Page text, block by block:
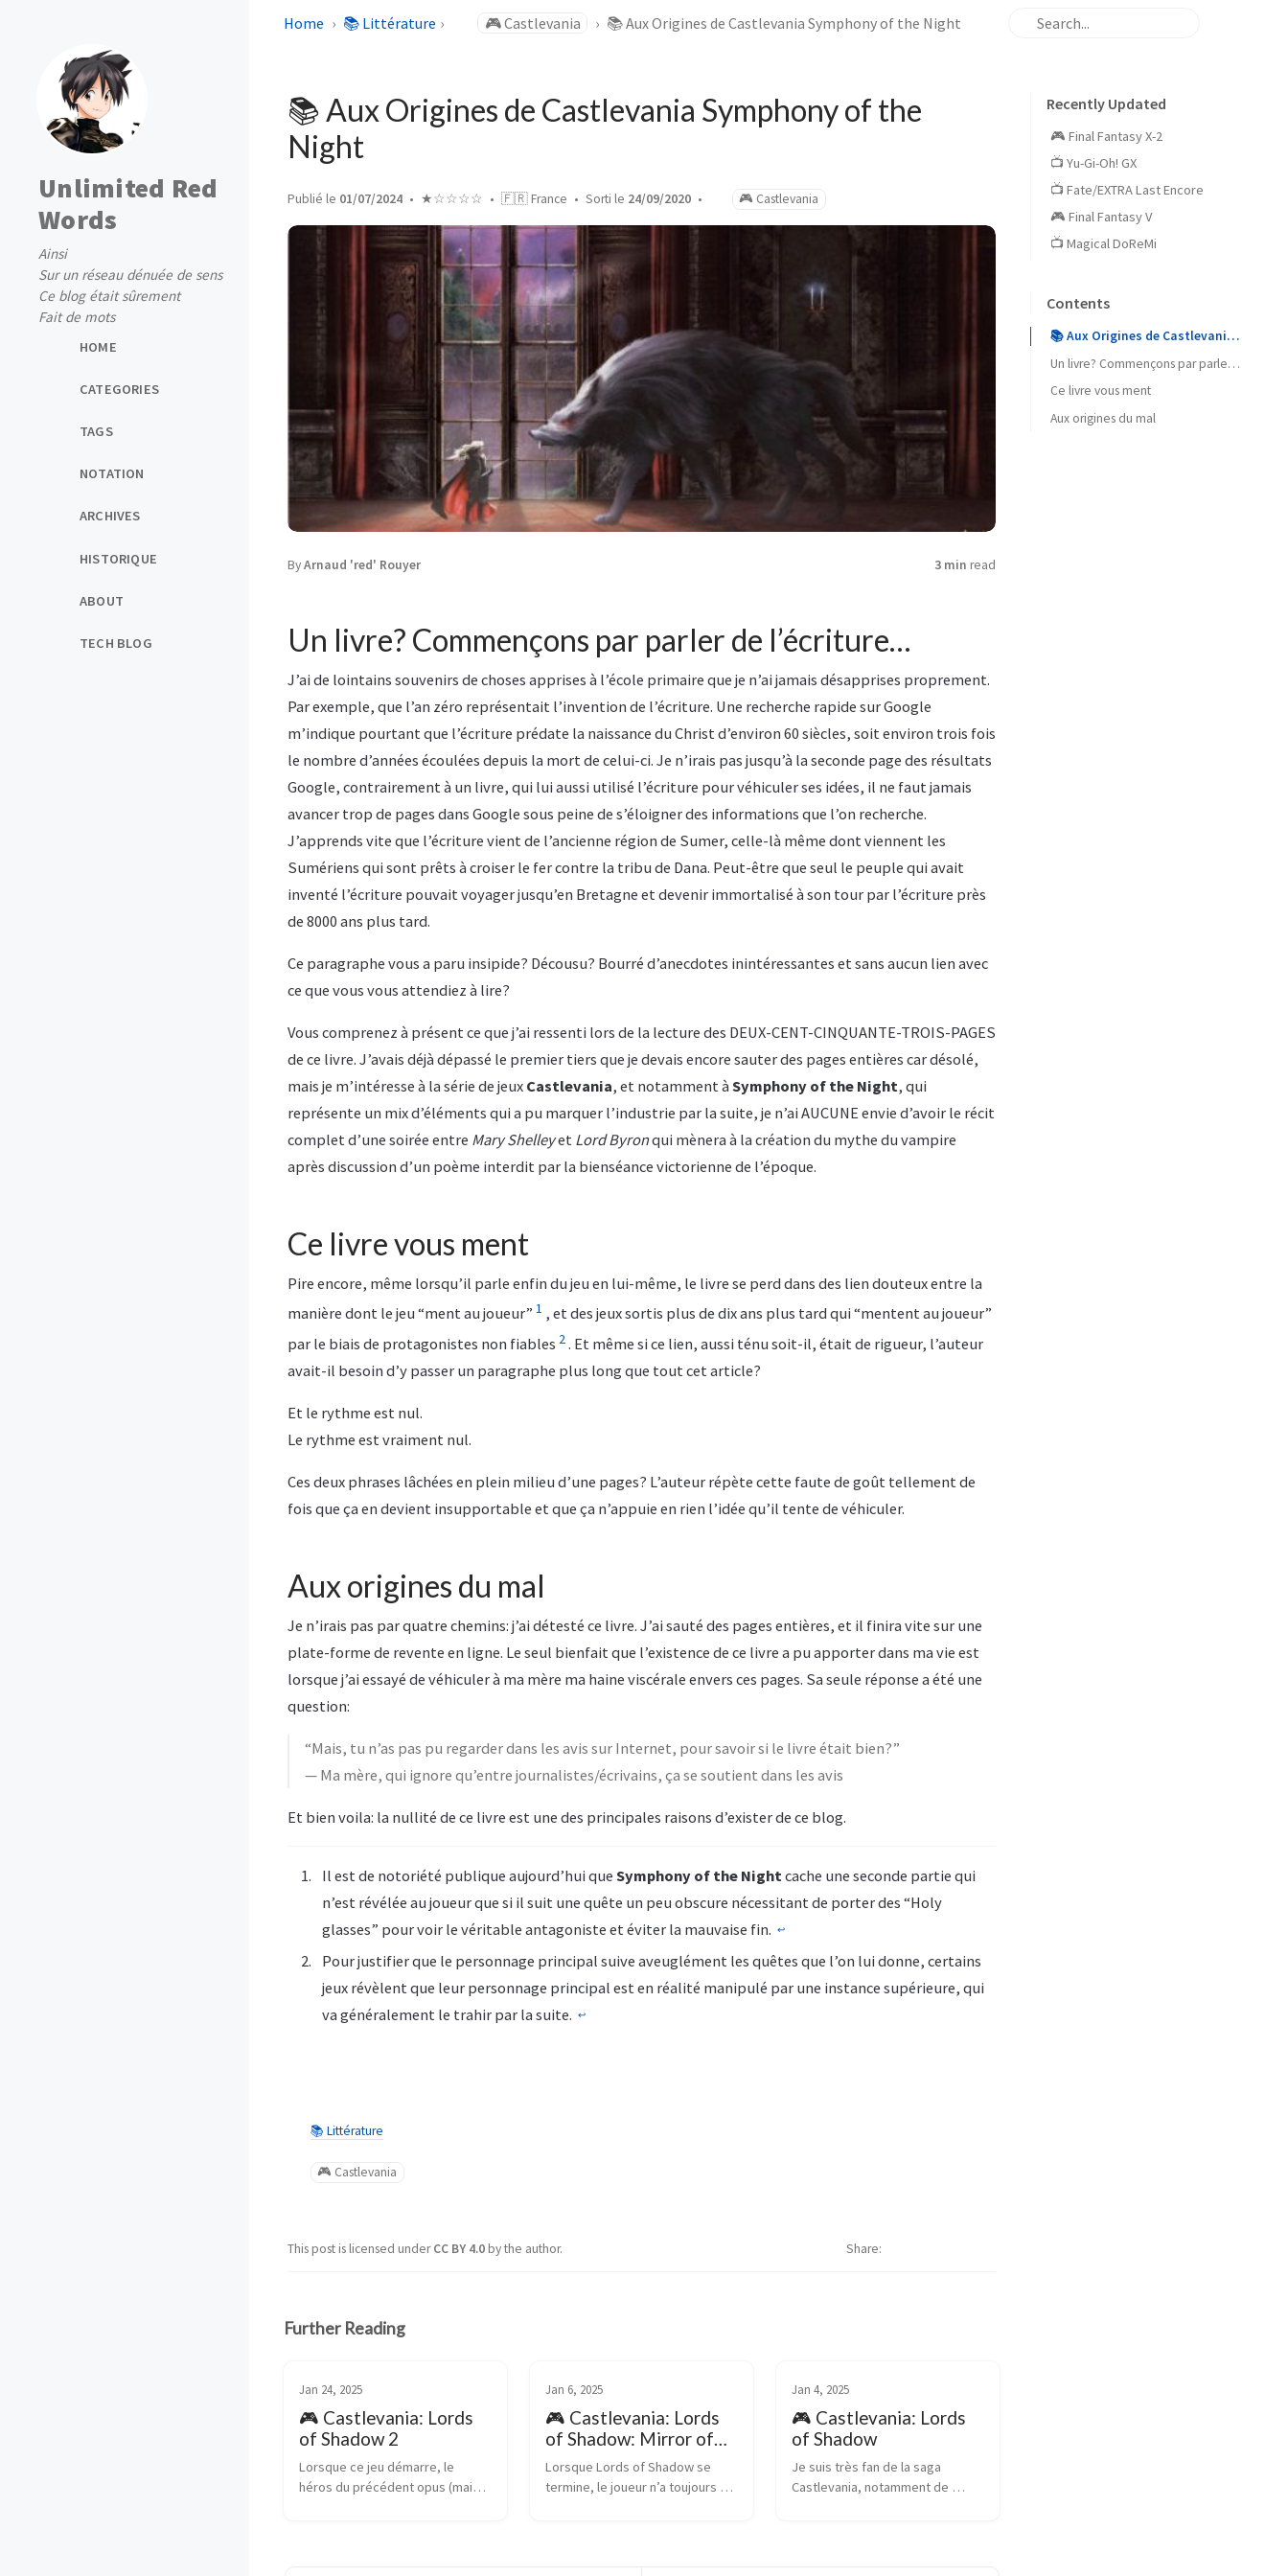
Unlimited Red
Words
Ainsi
Sur un réseau dénuée de sens
Ce blog était sûrement
Fait de mots
HOME
CATEGORIES
TAGS
NOTATION
ARCHIVES
HISTORIQUE
ABOUT
TECH BLOG
Home 📚 Littérature 🎮 Castlevania 📚 Aux Origines de Castlevania Symphony of the Night
📚 Aux Origines de Castlevania Symphony of the
Night
Publié le 01/07/2024 ★☆☆☆☆ 🇫🇷 France Sorti le 24/09/2020 🎮 Castlevania
ByArnaud 'red' Rouyer 3 min read
Un livre? Commençons par parler de l’écriture…
J’ai de lointains souvenirs de choses apprises à l’école primaire que je n’ai jamais désapprises proprement.
Par exemple, que l’an zéro représentait l’invention de l’écriture. Une recherche rapide sur Google
m’indique pourtant que l’écriture prédate la naissance du Christ d’environ 60 siècles, soit environ trois fois
le nombre d’années écoulées depuis la mort de celui-ci. Je n’irais pas jusqu’à la seconde page des résultats
Google, contrairement à un livre, qui lui aussi utilisé l’écriture pour véhiculer ses idées, il ne faut jamais
avancer trop de pages dans Google sous peine de s’éloigner des informations que l’on recherche.
J’apprends vite que l’écriture vient de l’ancienne région de Sumer, celle-là même dont viennent les
Sumériens qui sont prêts à croiser le fer contre la tribu de Dana. Peut-être que seul le peuple qui avait
inventé l’écriture pouvait voyager jusqu’en Bretagne et devenir immortalisé à son tour par l’écriture près
de 8000 ans plus tard.
Ce paragraphe vous a paru insipide? Décousu? Bourré d’anecdotes inintéressantes et sans aucun lien avec
ce que vous vous attendiez à lire?
Vous comprenez à présent ce que j’ai ressenti lors de la lecture des DEUX-CENT-CINQUANTE-TROIS-PAGES
de ce livre. J’avais déjà dépassé le premier tiers que je devais encore sauter des pages entières car désolé,
mais je m’intéresse à la série de jeux Castlevania, et notamment à Symphony of the Night, qui
représente un mix d’éléments qui a pu marquer l’industrie par la suite, je n’ai AUCUNE envie d’avoir le récit
complet d’une soirée entre Mary Shelleyet Lord Byronqui mènera à la création du mythe du vampire
après discussion d’un poème interdit par la bienséance victorienne de l’époque.
Ce livre vous ment
Pire encore, même lorsqu’il parle enfin du jeu en lui-même, le livre se perd dans des lien douteux entre la
manière dont le jeu “ment au joueur” 1 , et des jeux sortis plus de dix ans plus tard qui “mentent au joueur”
par le biais de protagonistes non fiables 2. Et même si ce lien, aussi ténu soit-il, était de rigueur, l’auteur
avait-il besoin d’y passer un paragraphe plus long que tout cet article?
Et le rythme est nul.
Le rythme est vraiment nul.
Ces deux phrases lâchées en plein milieu d’une pages? L’auteur répète cette faute de goût tellement de
fois que ça en devient insupportable et que ça n’appuie en rien l’idée qu’il tente de véhiculer.
Aux origines du mal
Je n’irais pas par quatre chemins: j’ai détesté ce livre. J’ai sauté des pages entières, et il finira vite sur une
plate-forme de revente en ligne. Le seul bienfait que l’existence de ce livre a pu apporter dans ma vie est
lorsque j’ai essayé de véhiculer à ma mère ma haine viscérale envers ces pages. Sa seule réponse a été une
question:
“Mais, tu n’as pas pu regarder dans les avis sur Internet, pour savoir si le livre était bien?”
— Ma mère, qui ignore qu’entre journalistes/écrivains, ça se soutient dans les avis
Et bien voila: la nullité de ce livre est une des principales raisons d’exister de ce blog.
Il est de notoriété publique aujourd’hui queSymphony of the Nightcache une seconde partie qui
n’est révélée au joueur que si il suit une quête un peu obscure nécessitant de porter des “Holy
glasses” pour voir le véritable antagoniste et éviter la mauvaise fin. ↩︎
Pour justifier que le personnage principal suive aveuglément les quêtes que l’on lui donne, certains
jeux révèlent que leur personnage principal est en réalité manipulé par une instance supérieure, qui
va généralement le trahir par la suite. ↩︎
📚 Littérature
🎮 Castlevania
This post is licensed underCC BY 4.0by the author. Share
Recently Updated
🎮 Final Fantasy X-2
📺 Yu-Gi-Oh! GX
📺 Fate/EXTRA Last Encore
🎮 Final Fantasy V
📺 Magical DoReMi
Contents
📚 Aux Origines de Castlevania Symphony of the Night
Un livre? Commençons par parler de l’écriture…
Ce livre vous ment
Aux origines du mal
Further Reading
Jan 24, 2025
🎮 Castlevania: Lords
of Shadow 2
Lorsque ce jeu démarre, le
héros du précédent opus (mais
Jan 6, 2025
🎮 Castlevania: Lords
of Shadow: Mirror of
Fate
Lorsque Lords of Shadow se
termine, le joueur n’a toujours
Jan 4, 2025
🎮 Castlevania: Lords
of Shadow
Je suis très fan de la saga
Castlevania, notamment de